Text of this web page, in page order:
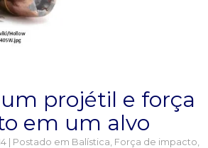
um projétil e força
em um alvo
| Postado em Balística, Força de impacto,